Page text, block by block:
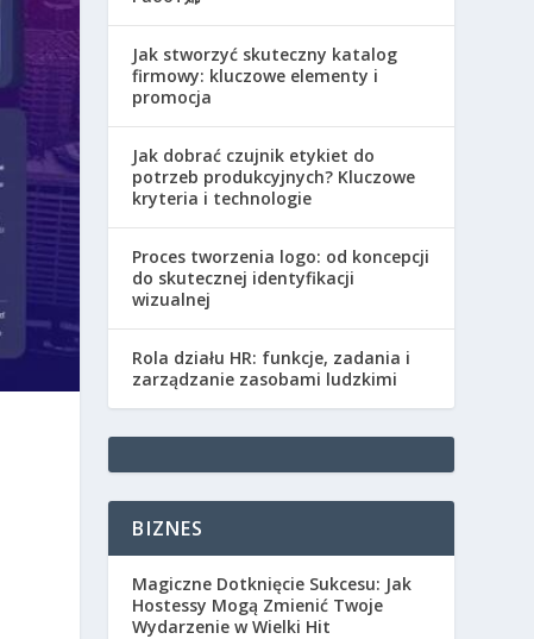
Jak stworzyć skuteczny katalog
firmowy: kluczowe elementy i
promocja
Jak dobrać czujnik etykiet do
potrzeb produkcyjnych? Kluczowe
kryteria i technologie
Proces tworzenia logo: od koncepcji
do skutecznej identyfikacji
wizualnej
Rola działu HR: funkcje, zadania i
zarządzanie zasobami ludzkimi
BIZNES
Magiczne Dotknięcie Sukcesu: Jak
Hostessy Mogą Zmienić Twoje
Wydarzenie w Wielki Hit